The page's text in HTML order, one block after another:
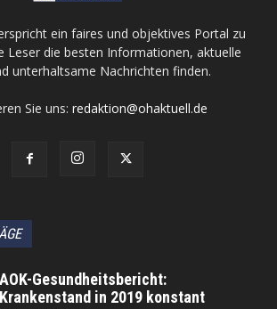
ein faires und objektives Portal zu
Leser die besten Informationen, aktuelle
unterhaltsame Nachrichten finden.
Sie uns: redaktion@ohaktuell.de
AOK-Gesundheitsbericht:
Krankenstand in 2019 konstant